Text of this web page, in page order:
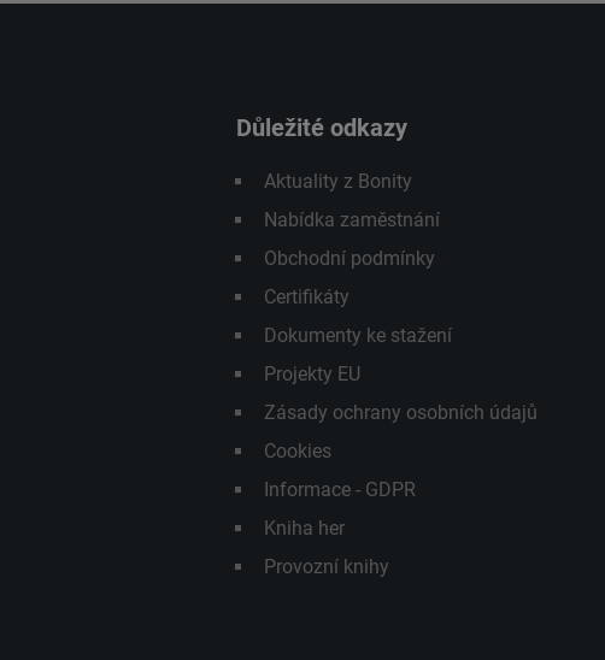
Důležité odkazy
Aktuality z Bonity
Nabídka zaměstnání
Obchodní podmínky
Certifikáty
Dokumenty ke stažení
Projekty EU
Zásady ochrany osobních údajů
Cookies
Informace - GDPR
Kniha her
Provozní knihy